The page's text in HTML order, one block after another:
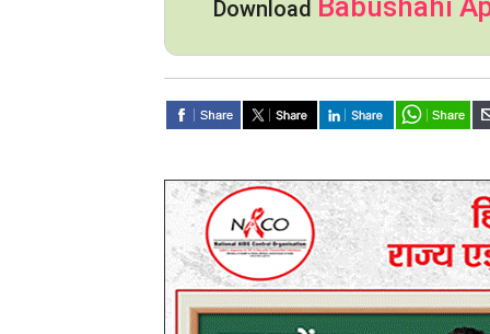
Download Babushahi